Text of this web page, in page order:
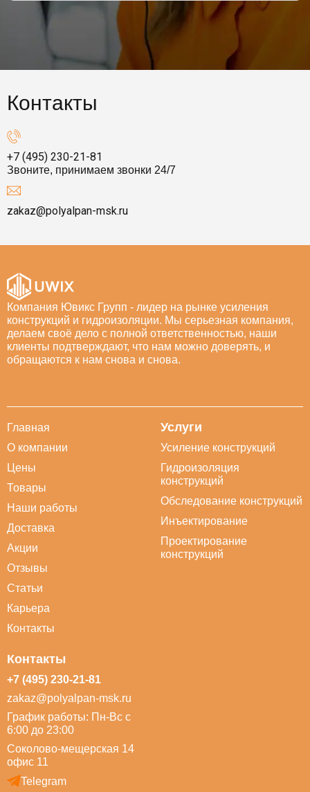
Контакты
+7 (495) 230-21-81
Звоните, принимаем звонки 24/7
zakaz@polyalpan-msk.ru
Компания Ювикс Групп - лидер на рынке усиления
конструкций и гидроизоляции. Мы серьезная компания,
делаем своё дело с полной ответственностью, наши
клиенты подтверждают, что нам можно доверять, и
обращаются к нам снова и снова.
Главная
О компании
Цены
Товары
Наши работы
Доставка
Акции
Отзывы
Статьи
Карьера
Контакты
Услуги
Усиление конструкций
Гидроизоляция
конструкций
Обследование конструкций
Инъектирование
Проектирование
конструкций
Контакты
+7 (495) 230-21-81
zakaz@polyalpan-msk.ru
График работы: Пн-Вс с
6:00 до 23:00
Соколово-мещерская 14
офис 11
Telegram